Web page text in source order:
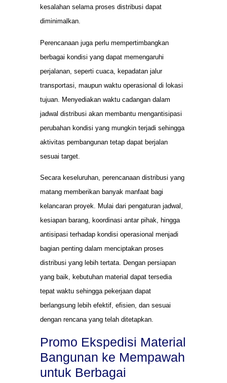
kesalahan selama proses distribusi dapat
diminimalkan.
Perencanaan juga perlu mempertimbangkan
berbagai kondisi yang dapat memengaruhi
perjalanan, seperti cuaca, kepadatan jalur
transportasi, maupun waktu operasional di lokasi
tujuan. Menyediakan waktu cadangan dalam
jadwal distribusi akan membantu mengantisipasi
perubahan kondisi yang mungkin terjadi sehingga
aktivitas pembangunan tetap dapat berjalan
sesuai target.
Secara keseluruhan, perencanaan distribusi yang
matang memberikan banyak manfaat bagi
kelancaran proyek. Mulai dari pengaturan jadwal,
kesiapan barang, koordinasi antar pihak, hingga
antisipasi terhadap kondisi operasional menjadi
bagian penting dalam menciptakan proses
distribusi yang lebih tertata. Dengan persiapan
yang baik, kebutuhan material dapat tersedia
tepat waktu sehingga pekerjaan dapat
berlangsung lebih efektif, efisien, dan sesuai
dengan rencana yang telah ditetapkan.
Promo Ekspedisi Material
Bangunan ke Mempawah
untuk Berbagai